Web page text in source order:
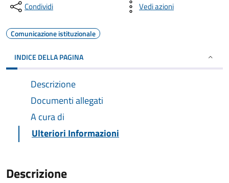
Condividi Vedi azioni
Comunicazione istituzionale
INDICE DELLA PAGINA
Descrizione
Documenti allegati
A cura di
Ulteriori Informazioni
Descrizione